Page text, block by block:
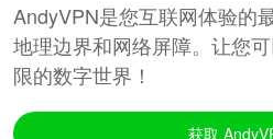
AndyVPN是您互联网体验的
地理边界和网络屏障。让您
限的数字世界！
获取